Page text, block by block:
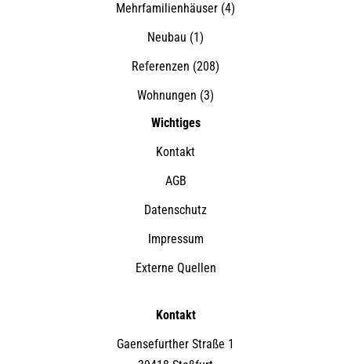
Mehrfamilienhäuser (4)
Neubau (1)
Referenzen (208)
Wohnungen (3)
Wichtiges
Kontakt
AGB
Datenschutz
Impressum
Externe Quellen
Kontakt
Gaensefurther Straße 1